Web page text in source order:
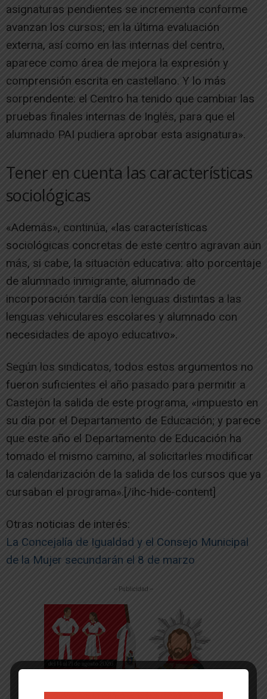
asignaturas pendientes se incrementa conforme
avanzan los cursos; en la última evaluación
externa, así como en las internas del centro,
aparece como área de mejora la expresión y
comprensión escrita en castellano. Y lo más
sorprendente: el Centro ha tenido que cambiar las
pruebas finales internas de Inglés, para que el
alumnado PAI pudiera aprobar esta asignatura».
Tener en cuenta las características
sociológicas
«Además», continúa, «las características
sociológicas concretas de este centro agravan aún
más, si cabe, la situación educativa: alto porcentaje
de alumnado inmigrante, alumnado de
incorporación tardía con lenguas distintas a las
lenguas vehiculares escolares y alumnado con
necesidades de apoyo educativo».
Según los sindicatos, todos estos argumentos no
fueron suficientes el año pasado para permitir a
Castejón la salida de este programa, «impuesto en
su día por el Departamento de Educación; y parece
que este año el Departamento de Educación ha
tomado el mismo camino, al solicitarles modificar
la calendarización de la salida de los cursos que ya
cursaban el programa».[/ihc-hide-content]
Otras noticias de interés:
La Concejalía de Igualdad y el Consejo Municipal
de la Mujer secundarán el 8 de marzo
-- Publicidad --